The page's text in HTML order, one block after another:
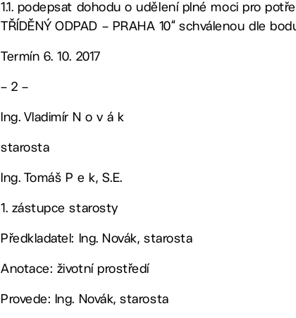
1.1. podepsat dohodu o udělení plné moci pro
TŘÍDĚNÝ ODPAD – PRAHA 10“ schválenou dle
Termín 6. 10. 2017
– 2 –
Ing. Vladimír N o v á k
starosta
Ing. Tomáš P e k, S.E.
1. zástupce starosty
Předkladatel: Ing. Novák, starosta
Anotace: životní prostředí
Provede: Ing. Novák, starosta